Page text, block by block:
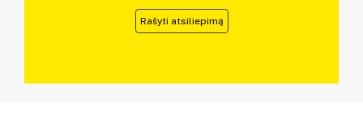
Rašyti atsiliepimą